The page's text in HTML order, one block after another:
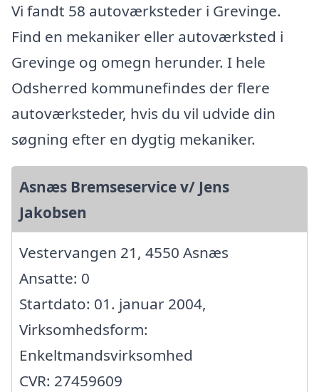
Vi fandt 58 autoværksteder i Grevinge.
Find en mekaniker eller autoværksted i
Grevinge og omegn herunder. I hele
Odsherred kommunefindes der flere
autoværksteder, hvis du vil udvide din
søgning efter en dygtig mekaniker.
Asnæs Bremseservice v/ Jens
Jakobsen
Vestervangen 21, 4550 Asnæs
Ansatte: 0
Startdato: 01. januar 2004,
Virksomhedsform:
Enkeltmandsvirksomhed
CVR: 27459609